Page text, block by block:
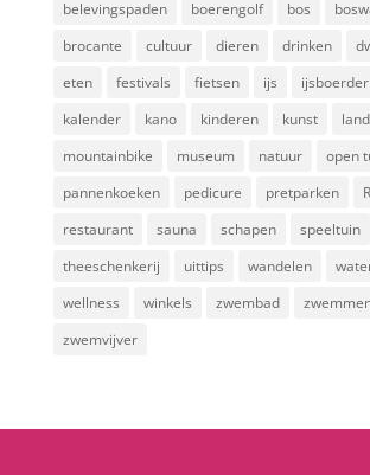
belevingspaden
boerengolf bos
brocante
cultuur dieren drinken
eten
festivals fietsen ijs
kalender
kano kinderen kunst
mountainbike
museum natuur
open
pannenkoeken
pedicure pretparken
restaurant
sauna schapen
speeltuin
theeschenkerij
uittips wandelen
wellness
winkels zwembad
zwemvijver